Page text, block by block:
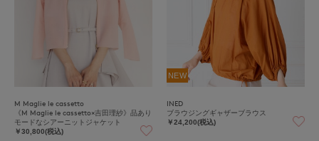
M Maglie le cassetto
《M Maglie le cassetto×吉田理紗》品あり
モードなシアーニットジャケット
￥30,800(税込)
NEW
INED
ブラウジングギャザーブラウス
￥24,200(税込)